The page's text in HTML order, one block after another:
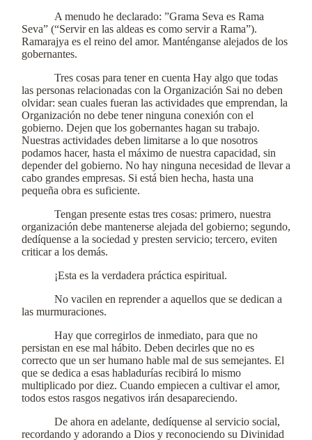
A menudo he declarado: ”Grama Seva es Rama
Seva” (“Servir en las aldeas es como servir a Rama”).
Ramarajya es el reino del amor. Manténganse alejados de los
gobernantes.
Tres cosas para tener en cuenta Hay algo que todas
las personas relacionadas con la Organización Sai no deben
olvidar: sean cuales fueran las actividades que emprendan, la
Organización no debe tener ninguna conexión con el
gobierno. Dejen que los gobernantes hagan su trabajo.
Nuestras actividades deben limitarse a lo que nosotros
podamos hacer, hasta el máximo de nuestra capacidad, sin
depender del gobierno. No hay ninguna necesidad de llevar a
cabo grandes empresas. Si está bien hecha, hasta una
pequeña obra es suficiente.
Tengan presente estas tres cosas: primero, nuestra
organización debe mantenerse alejada del gobierno; segundo,
dedíquense a la sociedad y presten servicio; tercero, eviten
criticar a los demás.
¡Esta es la verdadera práctica espiritual.
No vacilen en reprender a aquellos que se dedican a
las murmuraciones.
Hay que corregirlos de inmediato, para que no
persistan en ese mal hábito. Deben decirles que no es
correcto que un ser humano hable mal de sus semejantes. El
que se dedica a esas habladurías recibirá lo mismo
multiplicado por diez. Cuando empiecen a cultivar el amor,
todos estos rasgos negativos irán desapareciendo.
De ahora en adelante, dedíquense al servicio social,
recordando y adorando a Dios y reconociendo su Divinidad